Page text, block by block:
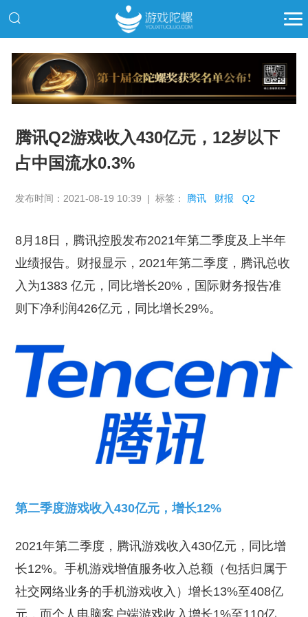
推广
腾讯Q2游戏收入430亿元，12岁以下
占中国流水0.3%
发布时间：2021-08-19 10:39 | 标签： 腾讯 财报 Q2
8月18日，腾讯控股发布2021年第二季度及上半年
业绩报告。财报显示，2021年第二季度，腾讯总收
入为1383 亿元，同比增长20%，国际财务报告准
则下净利润426亿元，同比增长29%。
第二季度游戏收入430亿元，增长12%
2021年第二季度，腾讯游戏收入430亿元，同比增
长12%。手机游戏增值服务收入总额（包括归属于
社交网络业务的手机游戏收入）增长13%至408亿